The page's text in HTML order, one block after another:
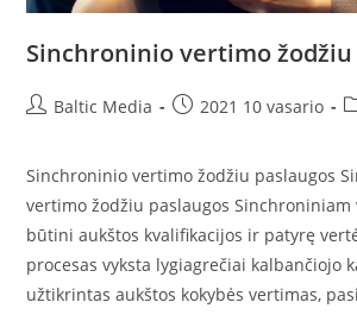
Sinchroninio vertimo žodžiu
PostBaltic Media
Post2021 10 vasario
Sinchroninio vertimo žodžiu paslaugos
vertimo žodžiu paslaugos
būtini aukštos kvalifikacijos ir patyrę
procesas vyksta lygiagrečiai kalbančiojo
užtikrintas aukštos kokybės vertimas,